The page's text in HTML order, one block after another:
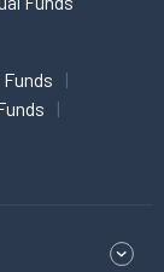
Funds